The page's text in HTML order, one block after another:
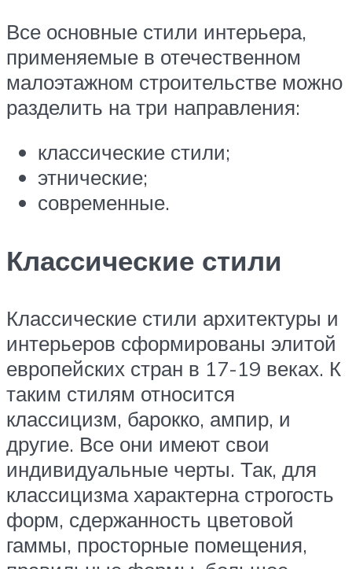
Все основные стили интерьера,
применяемые в отечественном
малоэтажном строительстве можно
разделить на три направления:
классические стили;
этнические;
современные.
Классические стили
Классические стили архитектуры и
интерьеров сформированы элитой
европейских стран в 17-19 веках. К
таким стилям относится
классицизм, барокко, ампир, и
другие. Все они имеют свои
индивидуальные черты. Так, для
классицизма характерна строгость
форм, сдержанность цветовой
гаммы, просторные помещения,